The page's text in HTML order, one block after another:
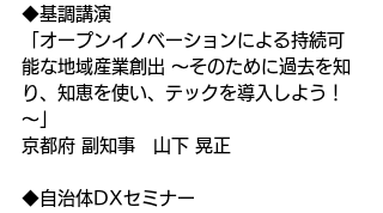
◆基調講演
「オープンイノベーションによる持続可
能な地域産業創出 ～そのために過去を知
り、知恵を使い、テックを導入しよう！
～」
京都府 副知事　山下 晃正
◆自治体DXセミナー